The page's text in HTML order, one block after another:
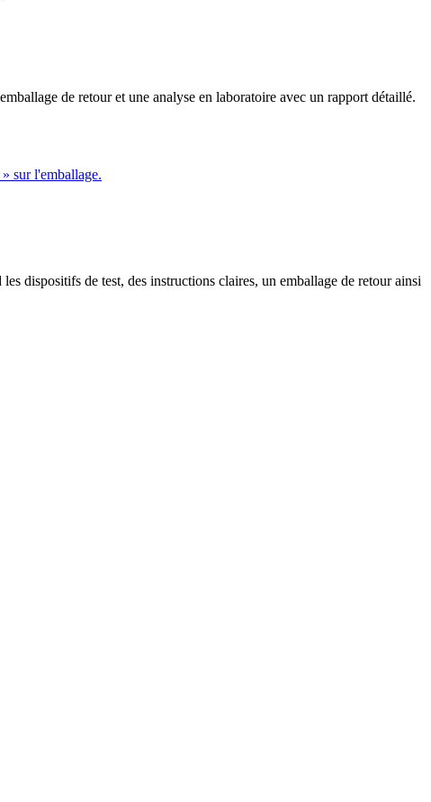
de retour et une analyse en laboratoire avec un rapport détaillé.
dispositifs de test, des instructions claires, un emballage de retour ainsi